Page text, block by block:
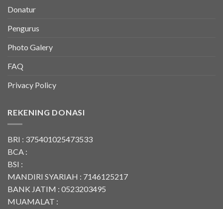
Donatur
Pengurus
Photo Galery
FAQ
Privacy Policy
REKENING DONASI
BRI : 375401025473533
BCA :
BSI :
MANDIRI SYARIAH : 7146125217
BANK JATIM : 0523203495
MUAMALAT :